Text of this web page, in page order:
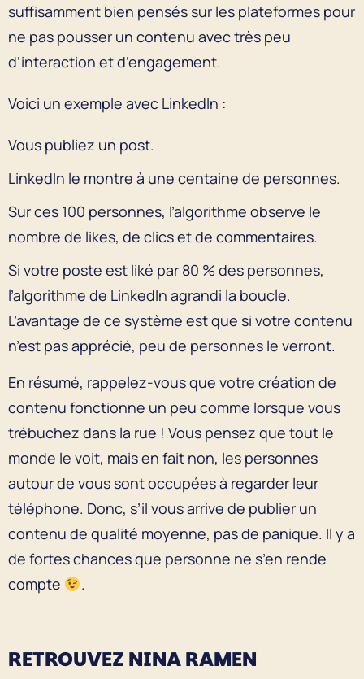
suffisamment bien pensés sur les plateformes pour
ne pas pousser un contenu avec très peu
d’interaction et d’engagement.
Voici un exemple avec LinkedIn :
Vous publiez un post.
LinkedIn le montre à une centaine de personnes.
Sur ces 100 personnes, l’algorithme observe le
nombre de likes, de clics et de commentaires.
Si votre poste est liké par 80 % des personnes,
l’algorithme de LinkedIn agrandi la boucle.
L’avantage de ce système est que si votre contenu
n’est pas apprécié, peu de personnes le verront.
En résumé, rappelez-vous que votre création de
contenu fonctionne un peu comme lorsque vous
trébuchez dans la rue ! Vous pensez que tout le
monde le voit, mais en fait non, les personnes
autour de vous sont occupées à regarder leur
téléphone. Donc, s’il vous arrive de publier un
contenu de qualité moyenne, pas de panique. Il y a
de fortes chances que personne ne s’en rende
compte
.
RETROUVEZ NINA RAMEN